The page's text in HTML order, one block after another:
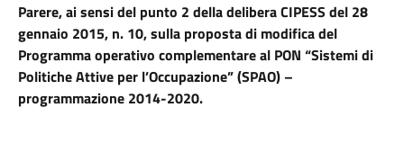
Parere, ai sensi del punto 2 della delibera CIPESS del 28
gennaio 2015, n. 10, sulla proposta di modifica del
Programma operativo complementare al PON “Sistemi di
Politiche Attive per l’Occupazione” (SPAO) –
programmazione 2014-2020.